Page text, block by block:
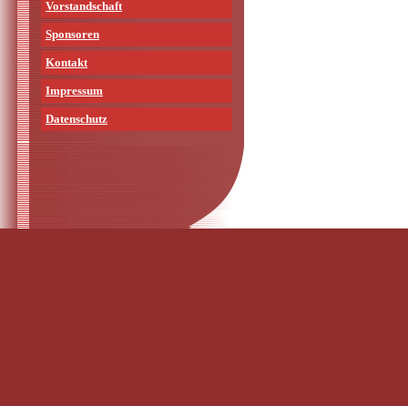
Vorstandschaft
Sponsoren
Kontakt
Impressum
Datenschutz